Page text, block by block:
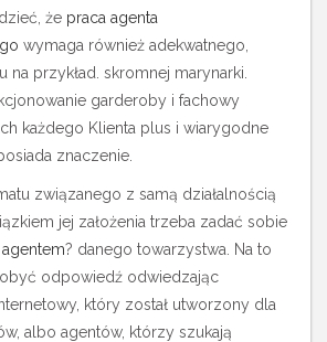
że praca agenta
wymaga również adekwatnego,
przykład. skromnej marynarki.
garderoby i fachowy
każdego Klienta plus i wiarygodne
znaczenie.
związanego z samą działalnością
jej założenia trzeba zadać sobie
? danego towarzystwa. Na to
odpowiedź odwiedzając
który został utworzony dla
albo agentów, którzy szukają